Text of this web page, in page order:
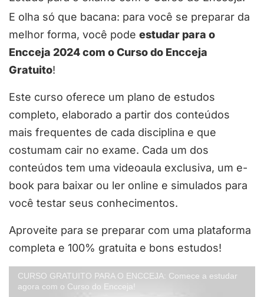
E olha só que bacana: para você se preparar da
melhor forma, você pode estudar para o
Encceja 2024 com o Curso do Encceja
Gratuito!
Este curso oferece um plano de estudos
completo, elaborado a partir dos conteúdos
mais frequentes de cada disciplina e que
costumam cair no exame. Cada um dos
conteúdos tem uma videoaula exclusiva, um e-
book para baixar ou ler online e simulados para
você testar seus conhecimentos.
Aproveite para se preparar com uma plataforma
completa e 100% gratuita e bons estudos!
CURSO GRATUITO PARA O ENCCEJA: Comece a estudar
agora com o Curso do Encceja!